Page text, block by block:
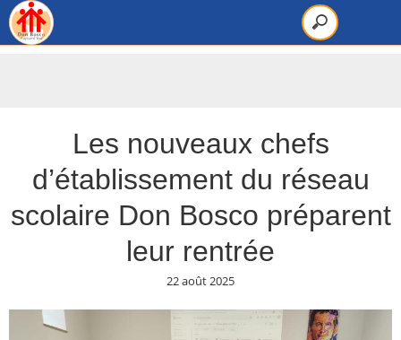
Les nouveaux chefs
d’établissement du réseau
scolaire Don Bosco préparent
leur rentrée
22 août 2025